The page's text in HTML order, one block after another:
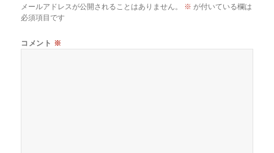
メールアドレスが公開されることはありません。 ※ が付いている欄は
必須項目です
コメント ※